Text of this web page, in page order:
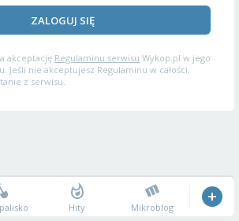
ZALOGUJ SIĘ
akceptację Regulaminu serwisu Wykop.pl w jego
Jeśli nie akceptujesz Regulaminu w całości,
z serwisu.
Hity Mikroblog